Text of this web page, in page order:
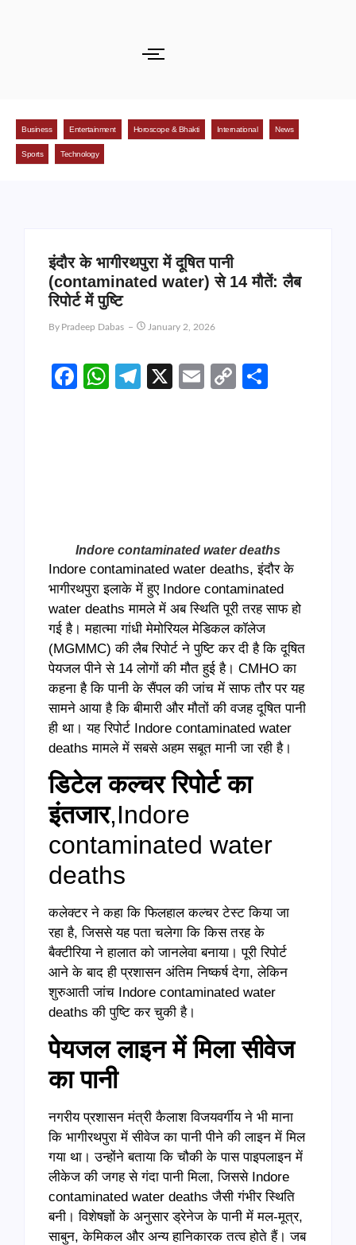
Business Entertainment Horoscope & Bhakti International News
Sports Technology
इंदौर के भागीरथपुरा में दूषित पानी
(contaminated water) से 14 मौतें: लैब
रिपोर्ट में पुष्टि
By Pradeep Dabas January 2, 2026
Facebook
WhatsApp
Telegram
X EmailCopy
Indore contaminated water deaths
Indore contaminated water deaths, इंदौर के
भागीरथपुरा इलाके में हुए Indore contaminated
water deaths मामले में अब स्थिति पूरी तरह साफ हो
गई है। महात्मा गांधी मेमोरियल मेडिकल कॉलेज
(MGMMC) की लैब रिपोर्ट ने पुष्टि कर दी है कि दूषित
पेयजल पीने से 14 लोगों की मौत हुई है। CMHO का
कहना है कि पानी के सैंपल की जांच में साफ तौर पर यह
सामने आया है कि बीमारी और मौतों की वजह दूषित पानी
ही था। यह रिपोर्ट Indore contaminated water
deaths मामले में सबसे अहम सबूत मानी जा रही है।
डिटेल कल्चर रिपोर्ट का
इंतजार,Indore
contaminated water
deaths
कलेक्टर ने कहा कि फिलहाल कल्चर टेस्ट किया जा
रहा है, जिससे यह पता चलेगा कि किस तरह के
बैक्टीरिया ने हालात को जानलेवा बनाया। पूरी रिपोर्ट
आने के बाद ही प्रशासन अंतिम निष्कर्ष देगा, लेकिन
शुरुआती जांच Indore contaminated water
deaths की पुष्टि कर चुकी है।
पेयजल लाइन में मिला सीवेज
का पानी
नगरीय प्रशासन मंत्री कैलाश विजयवर्गीय ने भी माना
कि भागीरथपुरा में सीवेज का पानी पीने की लाइन में मिल
गया था। उन्होंने बताया कि चौकी के पास पाइपलाइन में
लीकेज की जगह से गंदा पानी मिला, जिससे Indore
contaminated water deaths जैसी गंभीर स्थिति
बनी। विशेषज्ञों के अनुसार ड्रेनेज के पानी में मल-मूत्र,
साबुन, केमिकल और अन्य हानिकारक तत्व होते हैं। जब